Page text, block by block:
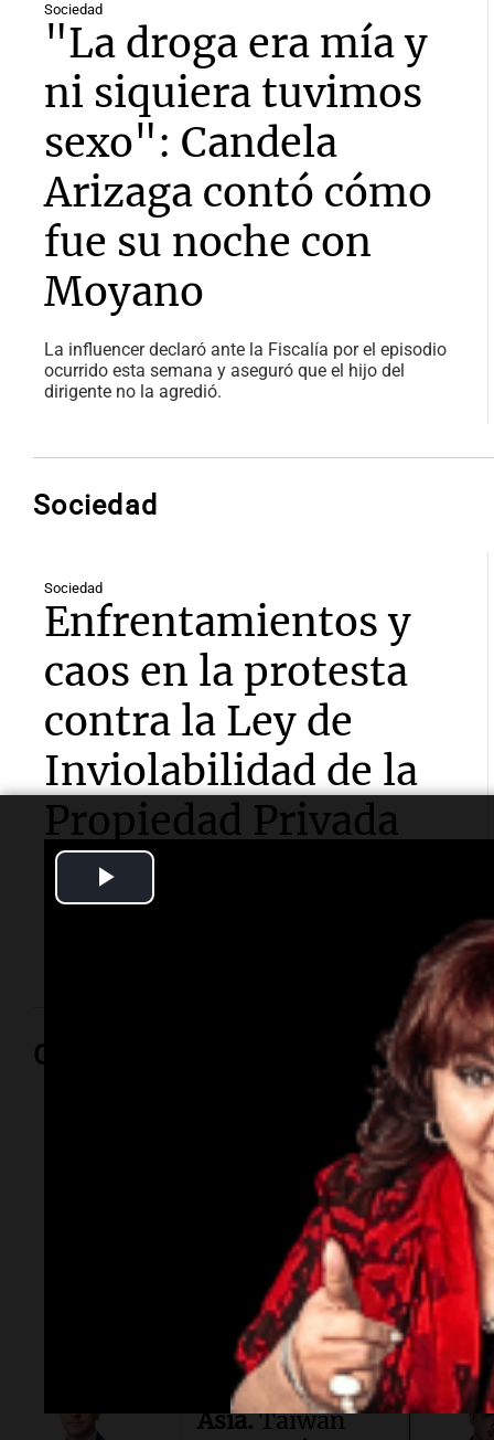
Sociedad
"La droga era mía y
ni siquiera tuvimos
sexo": Candela
Arizaga contó cómo
fue su noche con
Moyano
La influencer declaró ante la Fiscalía por el episodio
ocurrido esta semana y aseguró que el hijo del
dirigente no la agredió.
Sociedad
Sociedad
Enfrentamientos y
caos en la protesta
contra la Ley de
Inviolabilidad de la
Propiedad Privada
La movilización, organizada por diversas
organizaciones, culminó en enfrentamientos con
Opinión
Conflicto en
Asia.Taiwán
Por
Por